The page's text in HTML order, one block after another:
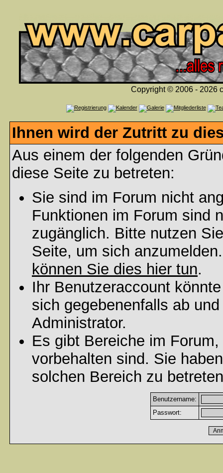
Copyright © 2006 - 2026
Ihnen wird der Zutritt zu
Aus einem der folgenden
diese Seite zu betreten:
Sie sind im Forum nicht
Funktionen im Forum sind
zugänglich. Bitte nutzen
Seite, um sich
können Sie dies hier tun.
Ihr Benutzeraccount
sich gegebenenfalls ab
Administrator.
Es gibt Bereiche im
vorbehalten sind. Sie
solchen Bereich zu
Benutzername:
Passwort: